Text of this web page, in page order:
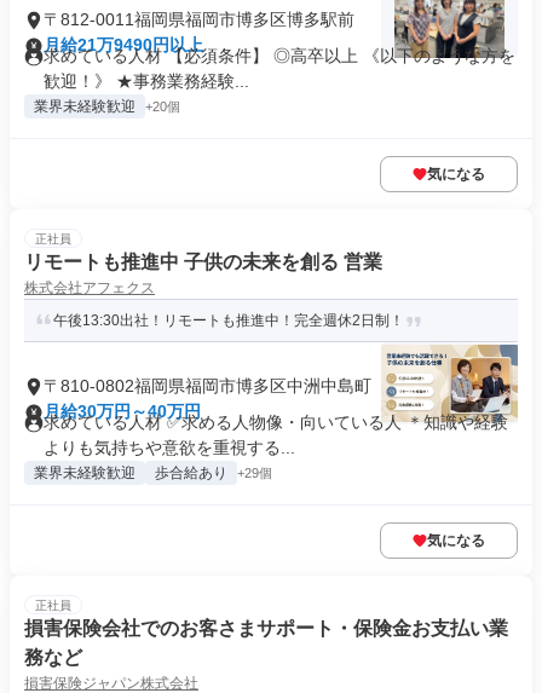
〒812-0011福岡県福岡市博多区博多駅前
月給21万9490円以上
求めている人材 【必須条件】 ◎高卒以上 《以下のような方を
歓迎！》 ★事務業務経験...
業界未経験歓迎 +20個
気になる
正社員
リモートも推進中 子供の未来を創る 営業
株式会社アフェクス
午後13:30出社！リモートも推進中！完全週休2日制！
〒810-0802福岡県福岡市博多区中洲中島町
月給30万円～40万円
求めている人材 ✅求める人物像・向いている人 ＊知識や経験
よりも気持ちや意欲を重視する...
業界未経験歓迎 歩合給あり +29個
気になる
正社員
損害保険会社でのお客さまサポート・保険金お支払い業
務など
損害保険ジャパン株式会社